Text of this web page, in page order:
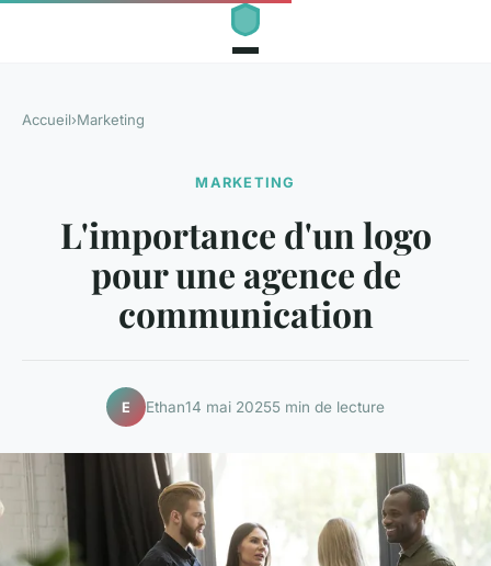
Accueil›Marketing
MARKETING
L'importance d'un logo
pour une agence de
communication
E Ethan14 mai 20255 min de lecture